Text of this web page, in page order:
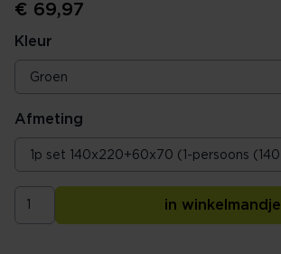
€ 69,97
Kleur
Afmeting
in winkelmandje